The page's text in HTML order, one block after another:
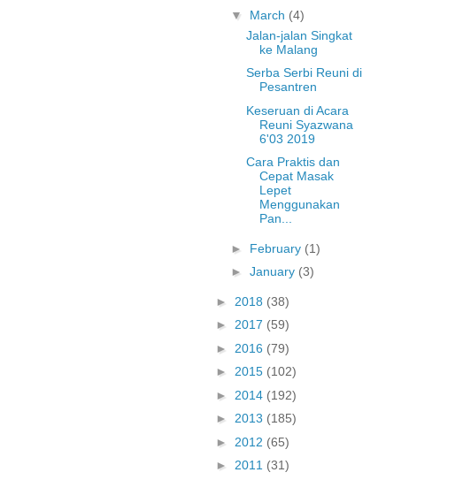
▼ March (4)
Jalan-jalan Singkat
ke Malang
Serba Serbi Reuni di
Pesantren
Keseruan di Acara
Reuni Syazwana
6'03 2019
Cara Praktis dan
Cepat Masak
Lepet
Menggunakan
Pan...
► February (1)
► January (3)
► 2018 (38)
► 2017 (59)
► 2016 (79)
► 2015 (102)
► 2014 (192)
► 2013 (185)
► 2012 (65)
► 2011 (31)